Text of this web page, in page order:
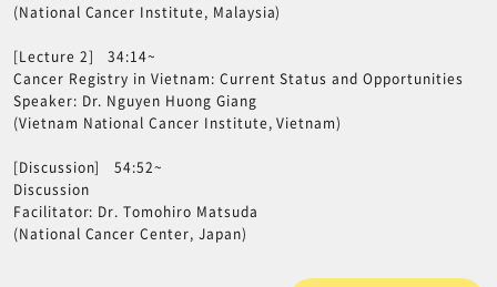
(National Cancer Institute, Malaysia)
[Lecture 2] 34:14~
Cancer Registry in Vietnam: Current Status and Opportunities
Speaker: Dr. Nguyen Huong Giang
(Vietnam National Cancer Institute, Vietnam)
[Discussion] 54:52~
Discussion
Facilitator: Dr. Tomohiro Matsuda
(National Cancer Center, Japan)